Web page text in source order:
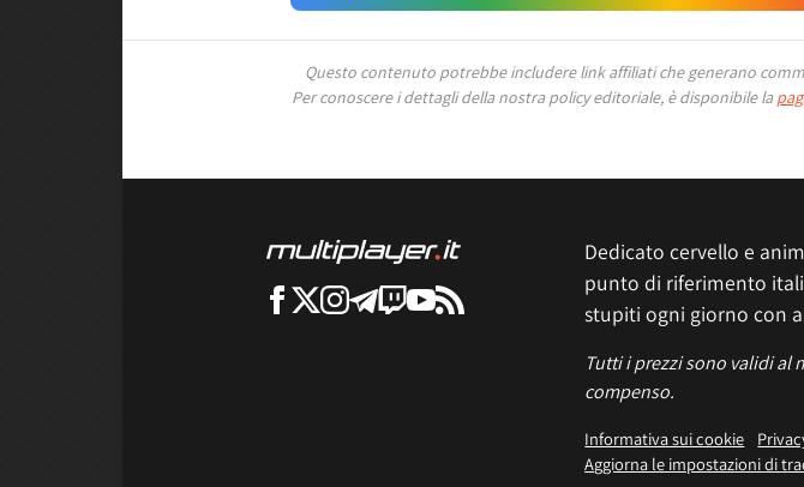
Questo contenuto potrebbe includere link affiliati che generano
Per conoscere i dettagli della nostra policy editoriale, è disponibile la
Dedicato cervello e
punto di riferimento
stupiti ogni giorno con
Tutti i prezzi sono validi al
compenso.
Informativa sui cookie
Aggiorna le impostazioni di